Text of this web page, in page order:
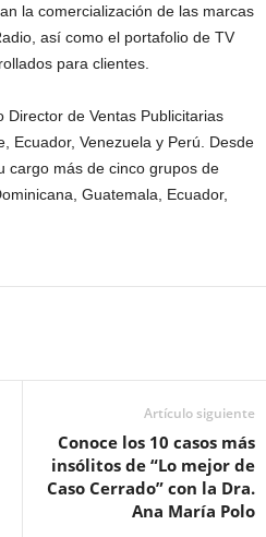
la comercialización de las marcas
así como el portafolio de TV
para clientes.
Director de Ventas Publicitarias
Ecuador, Venezuela y Perú. Desde
cargo más de cinco grupos de
Guatemala, Ecuador,
Artículo siguiente
Conoce los 10 casos más
insólitos de “Lo mejor de
Caso Cerrado” con la Dra.
Ana María Polo